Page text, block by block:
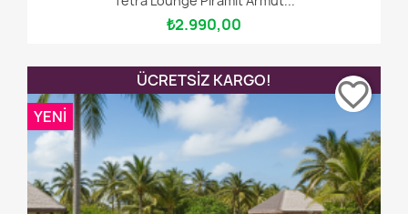
₺2.990,00
ÜCRETSIZ KARGO!
YENI
favorite_border